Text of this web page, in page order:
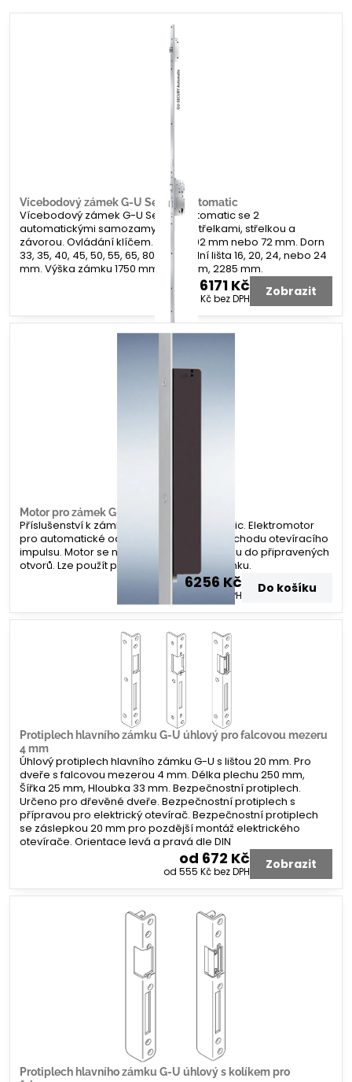
Vícebodový zámek G-U Secury Automatic
Vícebodový zámek G-U Secury Automatic se 2
automatickými samozamykacími střelkami, střelkou a
závorou. Ovládání klíčem. Rozteč 92 mm nebo 72 mm. Dorn
33, 35, 40, 45, 50, 55, 65, 80 mm. Čelní lišta 16, 20, 24, nebo 24
mm. Výška zámku 1750 mm, 1935 mm, 2285 mm.
6171 Kč
5100 Kčbez DPH Zobrazit
Motor pro zámek G-U A-otevírač
Příslušenství k zámku G-U Secury Automatic. Elektromotor
pro automatické odemknutí zámku po příchodu otevíracího
impulsu. Motor se namontuje na lištu zámku do připravených
otvorů. Lze použít po všechny varianty zámku.
6256 Kč
bez DPH Do košíku
Protiplech hlavního zámku G-U úhlový pro falcovou mezeru
4 mm
Úhlový protiplech hlavního zámku G-U s lištou 20 mm. Pro
dveře s falcovou mezerou 4 mm. Délka plechu 250 mm,
Šířka 25 mm, Hloubka 33 mm. Bezpečnostní protiplech.
Určeno pro dřevěné dveře. Bezpečnostní protiplech s
přípravou pro elektrický otevírač. Bezpečnostní protiplech
se záslepkou 20 mm pro pozdější montáž elektrického
otevírače. Orientace levá a pravá dle DIN
od 672 Kč
od 555 Kčbez DPH Zobrazit
Protiplech hlavního zámku G-U úhlový s kolíkem pro